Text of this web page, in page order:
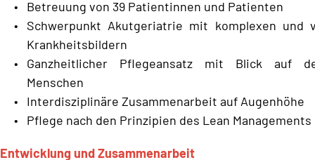
Betreuung von 39 Patientinnen und Patienten
Schwerpunkt Akutgeriatrie mit komplexen und
Krankheitsbildern
Ganzheitlicher Pflegeansatz mit Blick auf
Menschen
Interdisziplinäre Zusammenarbeit auf Augenhöhe
Pflege nach den Prinzipien des Lean Managements
Entwicklung und Zusammenarbeit